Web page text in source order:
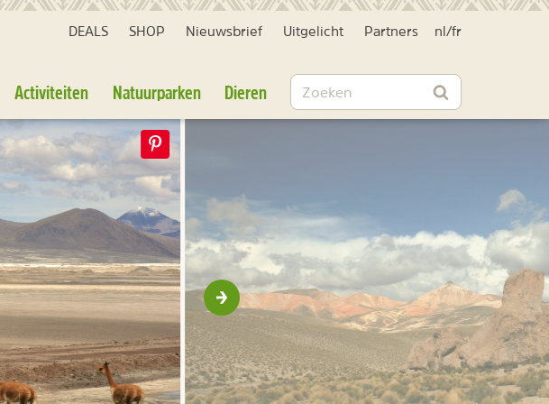
DEALS SHOP Nieuwsbrief Uitgelicht Partners nl /fr
Activiteiten Natuurparken Dieren Zoeken
Zoeken
Volgende